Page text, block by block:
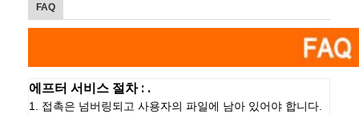
FAQ
에프터 서비스 절차 : .
1. 접촉은 넘버링되고 사용자의 파일에 남아 있어야 합니다.